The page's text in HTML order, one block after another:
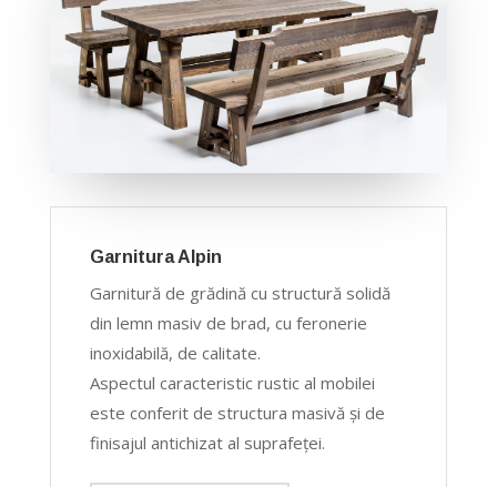
Garnitura Alpin
Garnitură de grădină cu structură solidă
din lemn masiv de brad, cu feronerie
inoxidabilă, de calitate.
Aspectul caracteristic rustic al mobilei
este conferit de structura masivă şi de
finisajul antichizat al suprafeţei.